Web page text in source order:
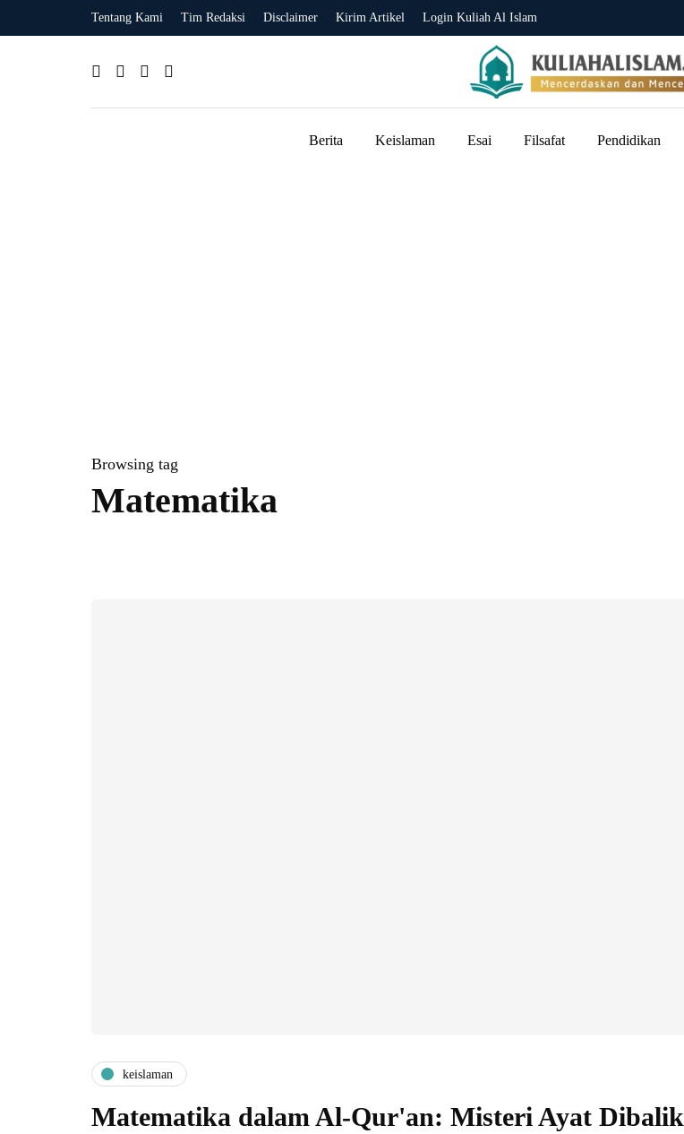
Tentang Kami Tim Redaksi Disclaimer Kirim Artikel Login Kuliah Al Islam
Berita Keislaman Esai Filsafat Pendidikan
Browsing tag
Matematika
keislaman
Matematika dalam Al-Qur'an: Misteri Ayat Dibalik